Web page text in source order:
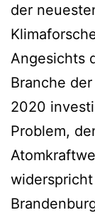
der
Angesichts
Branche
2020
Problem,